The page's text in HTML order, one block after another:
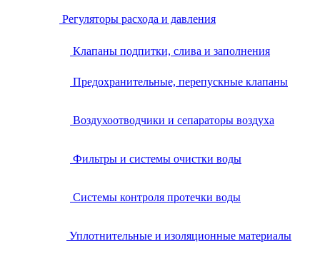
Регуляторы расхода и давления
Клапаны подпитки, слива и заполнения
Предохранительные, перепускные клапаны
Воздухоотводчики и сепараторы воздуха
Фильтры и системы очистки воды
Системы контроля протечки воды
Уплотнительные и изоляционные материалы